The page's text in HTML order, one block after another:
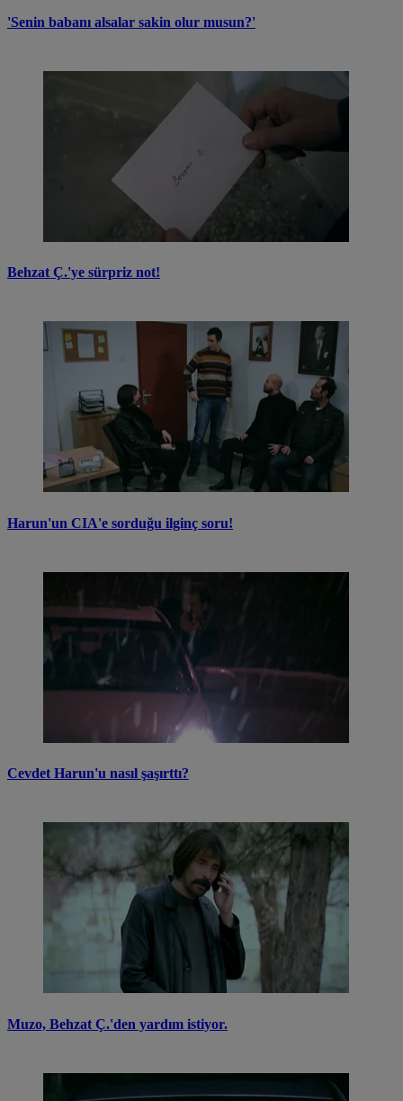
'Senin babanı alsalar sakin olur musun?'
Behzat Ç.'ye sürpriz not!
Harun'un CIA'e sorduğu ilginç soru!
Cevdet Harun'u nasıl şaşırttı?
Muzo, Behzat Ç.'den yardım istiyor.